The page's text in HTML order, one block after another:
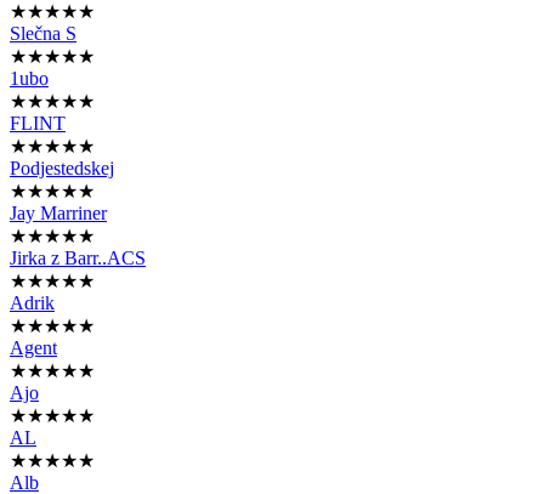
★★★★★
Slečna S
★★★★★
1ubo
★★★★★
FLINT
★★★★★
Podjestedskej
★★★★★
Jay Marriner
★★★★★
Jirka z Barr..ACS
★★★★★
Adrik
★★★★★
Agent
★★★★★
Ajo
★★★★★
AL
★★★★★
Alb